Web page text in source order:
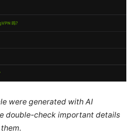
were generated with AI
double-check important details